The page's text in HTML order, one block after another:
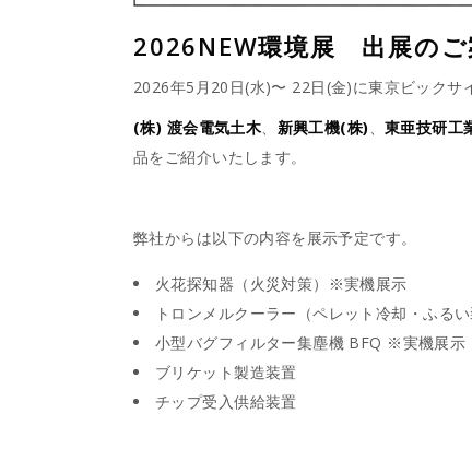
2026NEW環境展 出展のご
2026年5月20日(水)〜 22日(金)に東京ビックサ
(株) 渡会電気土木
新興工機(株) 東亜技研工
品をご紹介いたします。
弊社からは以下の内容を展示予定です。
火花探知器（火災対策）※実機展示
トロンメルクーラー（ペレット冷却・ふる
小型バグフィルター集塵機 BFQ ※実機展示
ブリケット製造装置
チップ受入供給装置